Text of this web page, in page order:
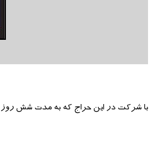
با شرکت در این حراج که به مدت شش روز برگزار